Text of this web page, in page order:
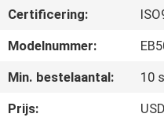
FABRIEKSREIS
Certificering:
Modelnummer:
Min. bestelaantal:
10
Prijs: